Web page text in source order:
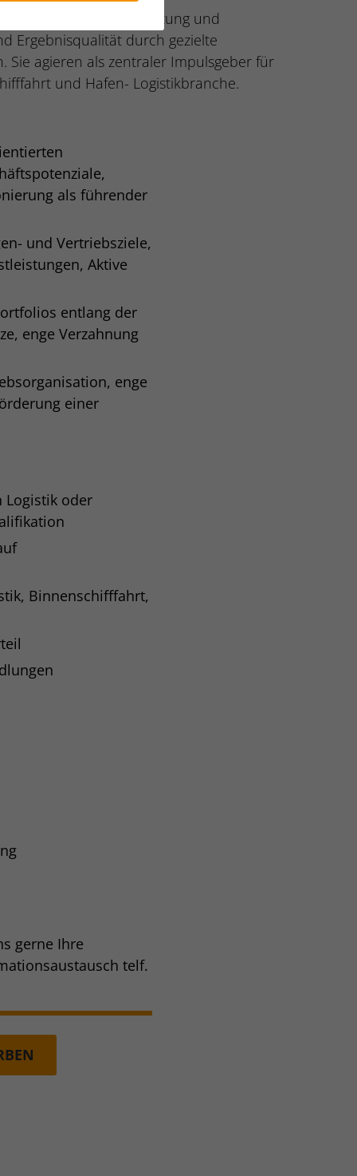
vertriebliche Ausrichtung und
Ergebnisqualität durch gezielte
agieren als zentraler Impulsgeber für
und Hafen- Logistikbranche.
als führender
und Vertriebsziele,
Aktive
entlang der
enge Verzahnung
enge
einer
Logistik oder
Binnenschifffahrt,
gerne Ihre
telf.